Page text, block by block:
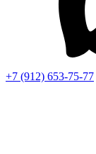
+7 (912) 653-75-77